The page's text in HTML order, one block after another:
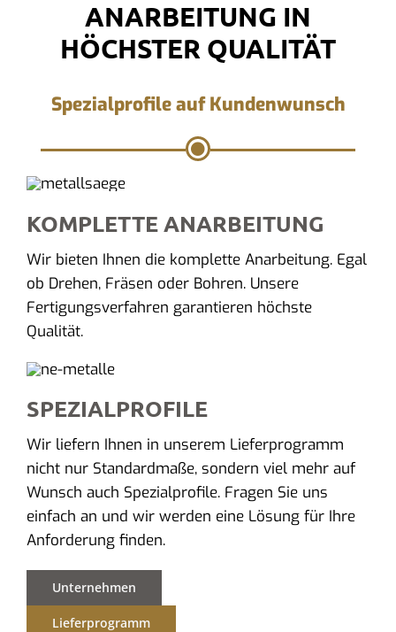
ANARBEITUNG IN
HÖCHSTER QUALITÄT
Spezialprofile auf Kundenwunsch
KOMPLETTE ANARBEITUNG
Wir bieten Ihnen die komplette Anarbeitung. Egal
ob Drehen, Fräsen oder Bohren. Unsere
Fertigungsverfahren garantieren höchste
Qualität.
SPEZIALPROFILE
Wir liefern Ihnen in unserem Lieferprogramm
nicht nur Standardmaße, sondern viel mehr auf
Wunsch auch Spezialprofile. Fragen Sie uns
einfach an und wir werden eine Lösung für Ihre
Anforderung finden.
Unternehmen
Lieferprogramm